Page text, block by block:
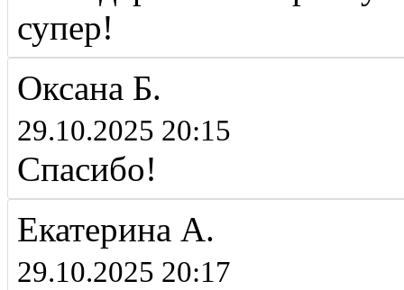
супер!
Оксана Б.
29.10.2025 20:15
Спасибо!
Екатерина А.
29.10.2025 20:17